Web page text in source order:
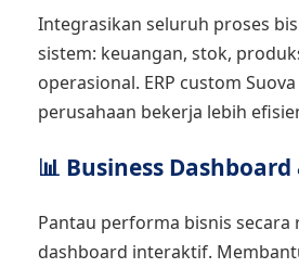
Integrasikan seluruh proses
sistem: keuangan, stok,
operasional. ERP custom
perusahaan bekerja lebih
📊 Business
Pantau performa bisnis secara
dashboard interaktif.